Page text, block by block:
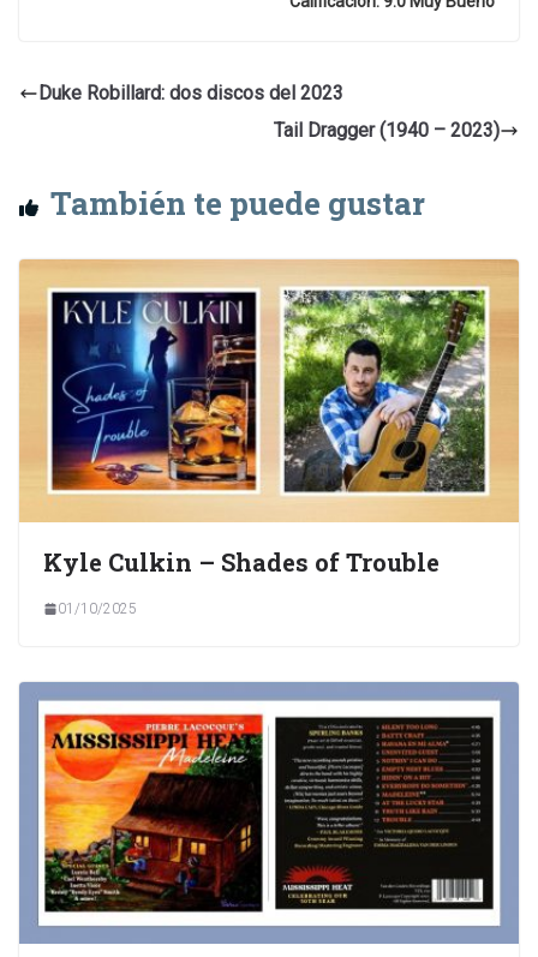
Duke Robillard: dos discos del 2023
Tail Dragger (1940 – 2023)
También te puede gustar
Kyle Culkin – Shades of Trouble
01/10/2025